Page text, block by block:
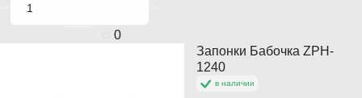
0
Запонки Бабочка ZPH-
1240
в наличии